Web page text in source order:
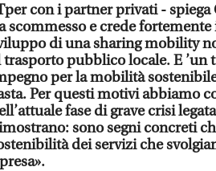
con i partner privati -
scommesso e crede
di una sharing mobility
trasporto pubblico locale. E ’un
per la mobilità
Per questi motivi abbiamo
fase di grave crisi
sono segni concreti
dei servizi che